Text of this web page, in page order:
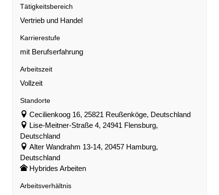
Tätigkeitsbereich
Vertrieb und Handel
Karrierestufe
mit Berufserfahrung
Arbeitszeit
Vollzeit
Standorte
Cecilienkoog 16, 25821 Reußenköge, Deutschland
Lise-Meitner-Straße 4, 24941 Flensburg,
Deutschland
Alter Wandrahm 13-14, 20457 Hamburg,
Deutschland
Hybrides Arbeiten
Arbeitsverhältnis